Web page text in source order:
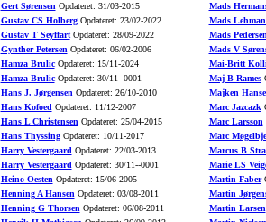
Gert Sørensen Opdateret: 31/03-2015
Gustav CS HolbergOpdateret: 23/02-2022
Gustav T SeyffartOpdateret: 28/09-2022
Gynther Petersen Opdateret: 06/02-2006
Hamza BrulicOpdateret: 15/11-2024
Hamza BrulicOpdateret: 30/11--0001
Hans J. Jørgensen Opdateret: 26/10-2010
Hans Kofoed Opdateret: 11/12-2007
Hans L Christensen Opdateret: 25/04-2015
Hans ThyssingOpdateret: 10/11-2017
Harry Vestergaard Opdateret: 22/03-2013
Harry Vestergaard Opdateret: 30/11--0001
Heino Oesten Opdateret: 15/06-2005
Henning A Hansen Opdateret: 03/08-2011
Henning G Thorsen Opdateret: 06/08-2011
Mads
Mads
Mads
Mads V
Mai-Britt
Maj B Rames
Majken
Marc Jazcazk
Marc Larsson
Marc
Marcus B
Marie LS
Martin Faber
Martin
Martin Larsen